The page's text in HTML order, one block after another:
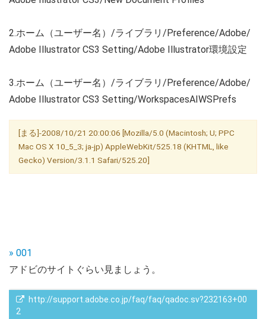
2.ホーム（ユーザー名）/ライブラリ/Preference/Adobe/
Adobe Illustrator CS3 Setting/Adobe Illustrator環境設定
3.ホーム（ユーザー名）/ライブラリ/Preference/Adobe/
Adobe Illustrator CS3 Setting/WorkspacesAIWSPrefs
[まる]-2008/10/21 20:00:06 [Mozilla/5.0 (Macintosh; U; PPC
Mac OS X 10_5_3; ja-jp) AppleWebKit/525.18 (KHTML, like
Gecko) Version/3.1.1 Safari/525.20]
» 001
アドビのサイトぐらい見ましょう。
http://support.adobe.co.jp/faq/faq/qadoc.sv?232163+00
2